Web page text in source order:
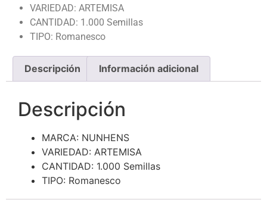
VARIEDAD: ARTEMISA
CANTIDAD: 1.000 Semillas
TIPO: Romanesco
Descripción Información adicional
Descripción
MARCA: NUNHENS
VARIEDAD: ARTEMISA
CANTIDAD: 1.000 Semillas
TIPO: Romanesco